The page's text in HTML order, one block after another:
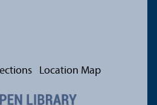
Location Map